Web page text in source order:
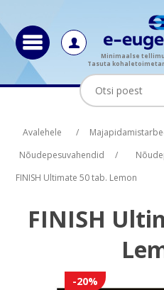
Minimaalse
Tasuta
Avalehele /
Nõudepesuvahendid
/
FINISH Ultimate 50 tab. Lemon
FINISH
-20%